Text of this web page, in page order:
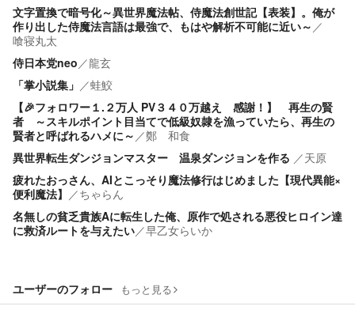
文字置換で暗号化～異世界魔法帖、侍魔法創世記【表装】。俺が
作り出した侍魔法言語は最強で、もはや解析不可能に近い～ ／
喰寝丸太
侍日本党neo／龍玄
「掌小説集」 ／蛙鮫
【🎉フォロワー１.２万人 PV３４０万越え 感謝！】 再生の賢
者 ～スキルポイント目当てで低級奴隷を漁っていたら、再生の
賢者と呼ばれるハメに～ ／鄭 和食
異世界転生ダンジョンマスター 温泉ダンジョンを作る ／天原
疲れたおっさん、AIとこっそり魔法修行はじめました【現代異能×
便利魔法】 ／ちゃらん
名無しの貧乏貴族Aに転生した俺、原作で処される悪役ヒロイン達
に救済ルートを与えたい／早乙女らいか
ユーザーのフォロー もっと見る